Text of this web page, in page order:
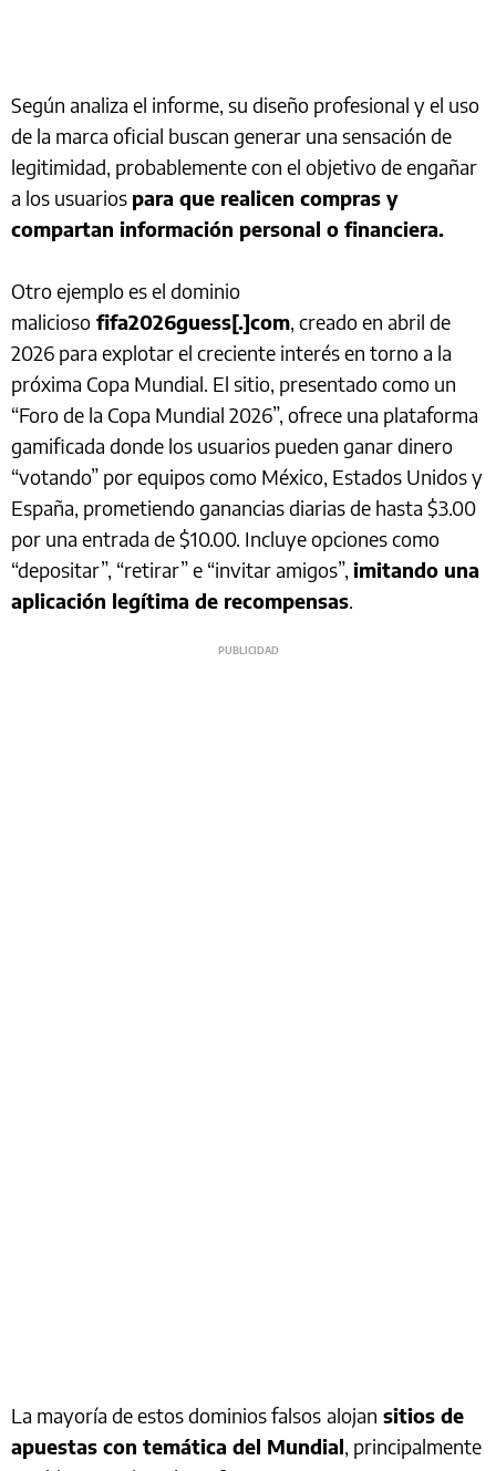
Según analiza el informe, su diseño profesional y el uso
de la marca oficial buscan generar una sensación de
legitimidad, probablemente con el objetivo de engañar
a los usuarios para que realicen compras y
compartan información personal o financiera.
Otro ejemplo es el dominio
malicioso fifa2026guess[.]com, creado en abril de
2026 para explotar el creciente interés en torno a la
próxima Copa Mundial. El sitio, presentado como un
“Foro de la Copa Mundial 2026”, ofrece una plataforma
gamificada donde los usuarios pueden ganar dinero
“votando” por equipos como México, Estados Unidos y
España, prometiendo ganancias diarias de hasta $3.00
por una entrada de $10.00. Incluye opciones como
“depositar”, “retirar” e “invitar amigos”, imitando una
aplicación legítima de recompensas.
La mayoría de estos dominios falsos alojan sitios de
apuestas con temática del Mundial, principalmente